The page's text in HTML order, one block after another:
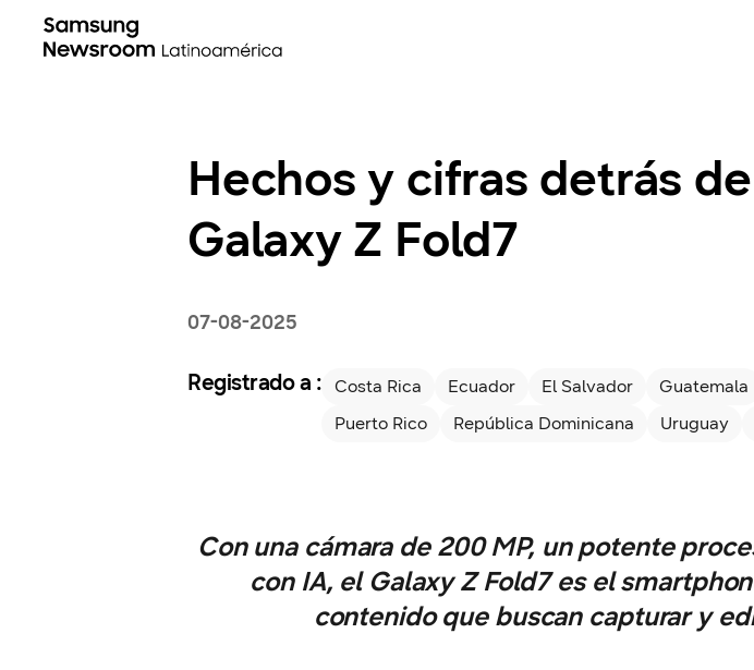
Hechos y cifras detrás
Galaxy Z Fold7
07-08-2025
Registrado a : Costa Rica Ecuador El Salvador Guatemala
Puerto Rico
República Dominicana Uruguay
Con una cámara de 200 MP, un potente
con IA, el Galaxy Z Fold7 es el
contenido que buscan capturar y